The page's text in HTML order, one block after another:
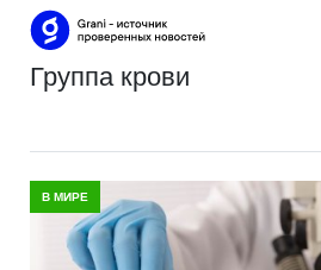
группа крови
В МИРЕ